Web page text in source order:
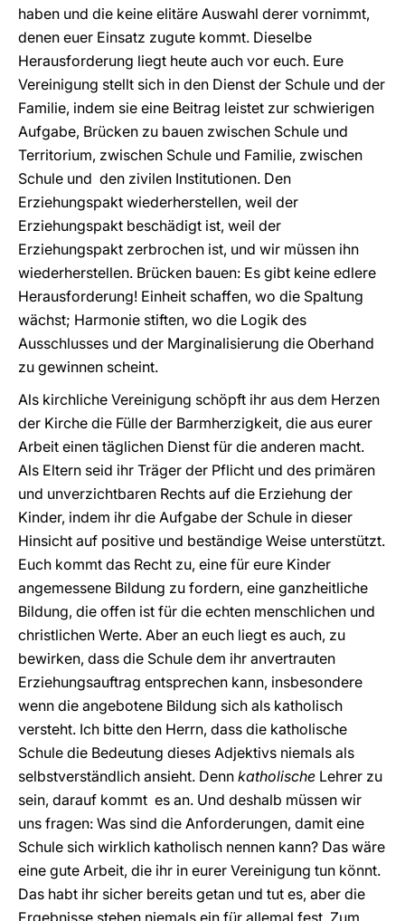
haben und die keine elitäre Auswahl derer vornimmt,
denen euer Einsatz zugute kommt. Dieselbe
Herausforderung liegt heute auch vor euch. Eure
Vereinigung stellt sich in den Dienst der Schule und der
Familie, indem sie eine Beitrag leistet zur schwierigen
Aufgabe, Brücken zu bauen zwischen Schule und
Territorium, zwischen Schule und Familie, zwischen
Schule und den zivilen Institutionen. Den
Erziehungspakt wiederherstellen, weil der
Erziehungspakt beschädigt ist, weil der
Erziehungspakt zerbrochen ist, und wir müssen ihn
wiederherstellen. Brücken bauen: Es gibt keine edlere
Herausforderung! Einheit schaffen, wo die Spaltung
wächst; Harmonie stiften, wo die Logik des
Ausschlusses und der Marginalisierung die Oberhand
zu gewinnen scheint.
Als kirchliche Vereinigung schöpft ihr aus dem Herzen
der Kirche die Fülle der Barmherzigkeit, die aus eurer
Arbeit einen täglichen Dienst für die anderen macht.
Als Eltern seid ihr Träger der Pflicht und des primären
und unverzichtbaren Rechts auf die Erziehung der
Kinder, indem ihr die Aufgabe der Schule in dieser
Hinsicht auf positive und beständige Weise unterstützt.
Euch kommt das Recht zu, eine für eure Kinder
angemessene Bildung zu fordern, eine ganzheitliche
Bildung, die offen ist für die echten menschlichen und
christlichen Werte. Aber an euch liegt es auch, zu
bewirken, dass die Schule dem ihr anvertrauten
Erziehungsauftrag entsprechen kann, insbesondere
wenn die angebotene Bildung sich als katholisch
versteht. Ich bitte den Herrn, dass die katholische
Schule die Bedeutung dieses Adjektivs niemals als
selbstverständlich ansieht. Denn katholische Lehrer zu
sein, darauf kommt es an. Und deshalb müssen wir
uns fragen: Was sind die Anforderungen, damit eine
Schule sich wirklich katholisch nennen kann? Das wäre
eine gute Arbeit, die ihr in eurer Vereinigung tun könnt.
Das habt ihr sicher bereits getan und tut es, aber die
Ergebnisse stehen niemals ein für allemal fest. Zum